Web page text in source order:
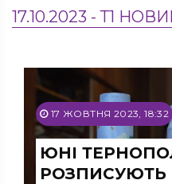
17.10.2023 - Т1
17 ЖОВТНЯ 2023, 18:32
ЮНІ
РОЗПИСУЮТЬ